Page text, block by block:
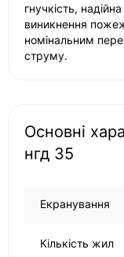
гнучкість,
виникнення
номінальним
струму.
Основні
нгд 35
Екранування
Кількість жил